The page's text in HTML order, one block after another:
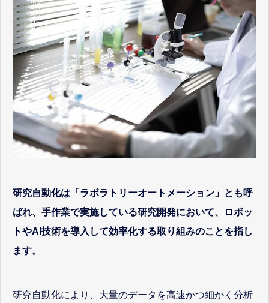
研究自動化は「ラボラトリーオートメーション」とも呼
ばれ、手作業で実施している研究開発において、ロボッ
トやAI技術を導入して効率化する取り組みのことを指し
ます。
研究自動化により、大量のデータを高速かつ細かく分析